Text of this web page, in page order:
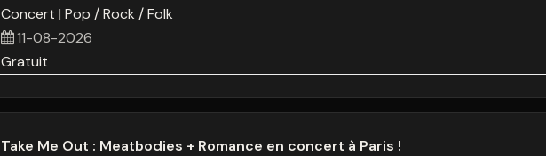
Concert Pop / Rock / Folk
11-08-2026
Gratuit
Take Me Out : Meatbodies + Romance en concert à Paris !